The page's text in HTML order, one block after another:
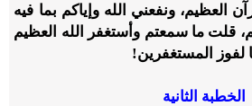
العظيم، ونفعني الله وإياكم بما فيه
قلت ما سمعتم وأستغفر الله العظيم
لفوز المستغفرين!
الخطبة الثانية